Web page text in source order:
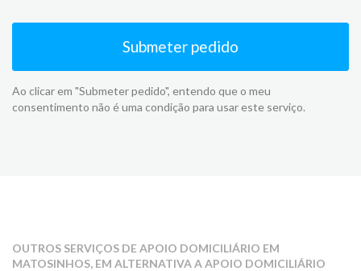
Submeter pedido
Ao clicar em "Submeter pedido", entendo que o meu
consentimento não é uma condição para usar este serviço.
OUTROS SERVIÇOS DE APOIO DOMICILIÁRIO EM
MATOSINHOS, EM ALTERNATIVA A APOIO DOMICILIÁRIO